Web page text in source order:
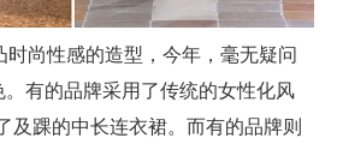
尚性感的造型，今年，毫无疑问
有的品牌采用了传统的女性化风
及踝的中长连衣裙。而有的品牌则